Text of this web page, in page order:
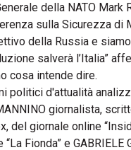
della NATO Mark
sulla Sicurezza di
della Russia e siamo
salverà l’Italia”
cosa intende dire.
politici d'attualità
giornalista,
del giornale online
Fionda” e GABRIELE